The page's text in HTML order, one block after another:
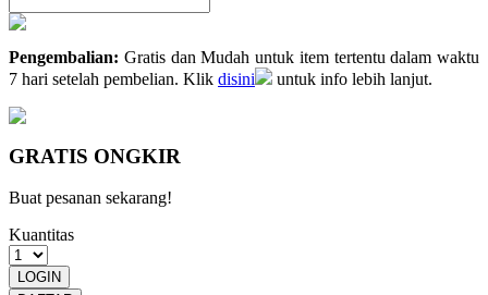
Pengembalian: Gratis dan Mudah untuk item tertentu dalam waktu
7 hari setelah pembelian. Klik disini untuk info lebih lanjut.
GRATIS ONGKIR
Buat pesanan sekarang!
Kuantitas
LOGIN